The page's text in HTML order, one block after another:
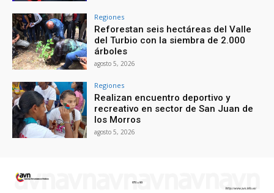
Regiones
Reforestan seis hectáreas del Valle
del Turbio con la siembra de 2.000
árboles
agosto 5, 2026
Regiones
Realizan encuentro deportivo y
recreativo en sector de San Juan de
los Morros
agosto 5, 2026